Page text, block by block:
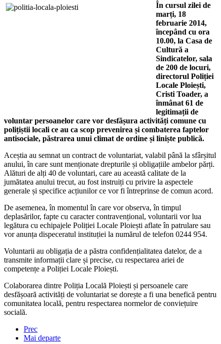
În cursul zilei de
marți, 18
februarie 2014,
începând cu ora
10.00, la Casa de
Cultură a
Sindicatelor, sala
de 200 de locuri,
directorul Poliției
Locale Ploiești,
Cristi Toader, a
înmânat 61 de
legitimații de
voluntar persoanelor care vor desfășura activități comune cu
polițiștii locali ce au ca scop prevenirea și combaterea faptelor
antisociale, păstrarea unui climat de ordine și liniște publică.
Aceștia au semnat un contract de voluntariat, valabil până la sfârșitul
anului, în care sunt menționate drepturile și obligațiile ambelor părți.
Alături de alți 40 de voluntari, care au această calitate de la
jumătatea anului trecut, au fost instruiți cu privire la aspectele
generale și specifice acțiunilor ce vor fi întreprinse de comun acord.
De asemenea, în momentul în care vor observa, în timpul
deplasărilor, fapte cu caracter contravențional, voluntarii vor lua
legătura cu echipajele Poliției Locale Ploiești aflate în patrulare sau
vor anunța dispeceratul instituției la numărul de telefon 0244 954.
Voluntarii au obligația de a păstra confidențialitatea datelor, de a
transmite informații clare și precise, cu respectarea ariei de
competențe a Poliției Locale Ploiești.
Colaborarea dintre Poliția Locală Ploiești și persoanele care
desfășoară activități de voluntariat se dorește a fi una benefică pentru
comunitatea locală, pentru respectarea normelor de conviețuire
socială.
Prec
Mai departe